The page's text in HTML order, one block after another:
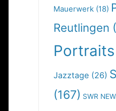
Mauerwerk (18)
Reutlingen
Portraits
Jazztage (26)
(167) SWR